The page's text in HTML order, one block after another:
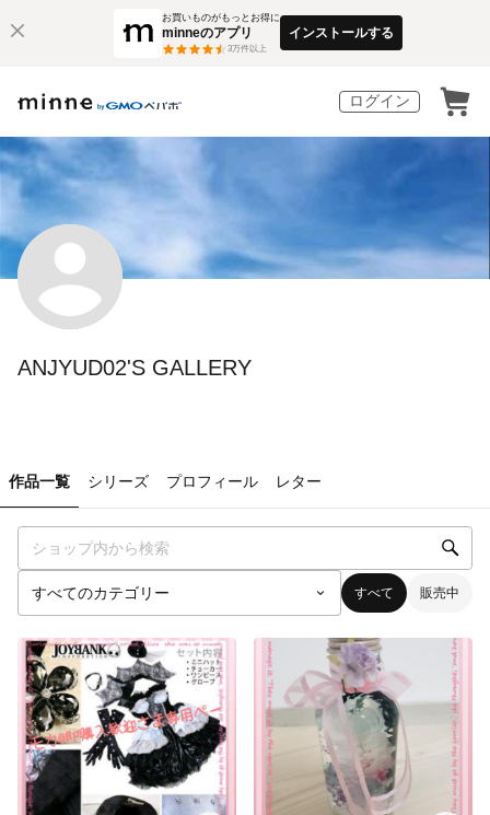
お買いものがもっとお得に
minneのアプリ
3万件以上
インストールする
ログイン
ANJYUD02'S GALLERY
作品一覧 シリーズ プロフィール レター
すべて 販売中